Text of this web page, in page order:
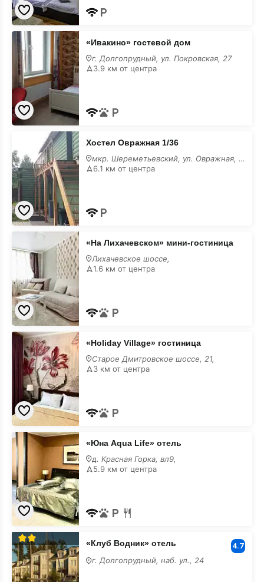
«Ивакино»
гостевой
дом
«Ивакино» гостевой дом
г. Долгопрудный, ул. Покровская, 27
3.9 км от центра
Овражная
1/36
Хостел Овражная 1/36
мкр. Шереметьевский, ул. Овражная, 1/36
6.1 км от центра
Лихачевском»
мини-
гостиница
«На Лихачевском» мини-гостиница
Лихачевское шоссе,
1.6 км от центра
«Holiday
Village»
гостиница
«Holiday Village» гостиница
Старое Дмитровское шоссе, 21,
3 км от центра
«Юна
Aqua
Life»
отель
«Юна Aqua Life» отель
д. Красная Горка, вл9,
5.9 км от центра
«Клуб Водник» отель 4.7
г. Долгопрудный, наб. ул., 24